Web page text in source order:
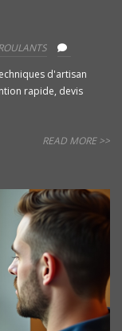
d'artisan
rapide, devis
READ MORE >>